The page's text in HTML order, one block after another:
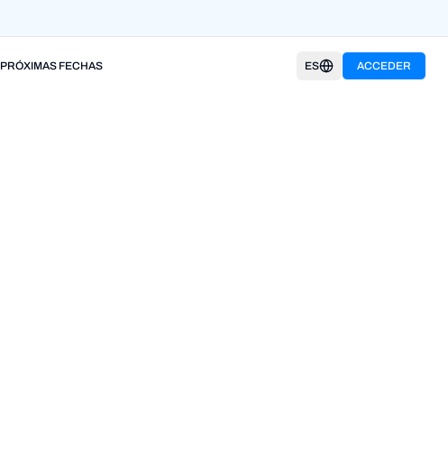
PRÓXIMAS FECHAS ES ACCEDER